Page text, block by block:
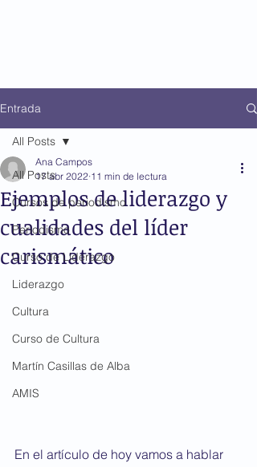
Entrada
All Posts
Cursos de periodismo
Periodismo
Curso de Liderazgo
Liderazgo
Cultura
Curso de Cultura
Martín Casillas de Alba
AMIS
All Posts
Ejemplos de liderazgo y
cualidades del líder
carismático
Ana Campos
17 abr 2022 11 min de lectura
En el artículo de hoy vamos a hablar